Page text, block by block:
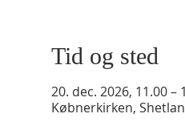
Tid og sted
20. dec. 2026, 11.00 –
Købnerkirken,